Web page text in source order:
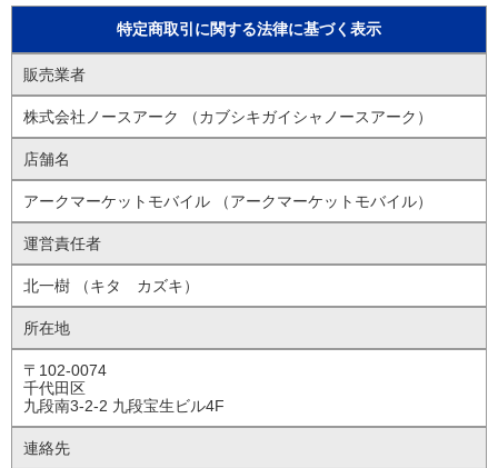
特定商取引に関する法律に基づく表示
販売業者
株式会社ノースアーク （カブシキガイシャノースアーク）
店舗名
アークマーケットモバイル （アークマーケットモバイル）
運営責任者
北一樹 （キタ カズキ）
所在地
〒102-0074
千代田区
九段南3-2-2 九段宝生ビル4F
連絡先